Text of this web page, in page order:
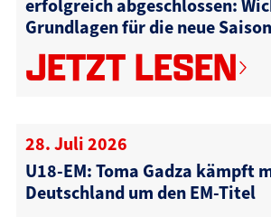
erfolgreich abgeschlossen:
Grundlagen für die neue
JETZT LESEN
28. Juli 2026
U18-EM: Toma Gadza kämpft
Deutschland um den EM-Titel